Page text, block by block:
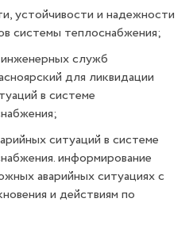
устойчивости и надежности
системы теплоснабжения;
служб
для ликвидации
в системе
ситуаций в системе
информирование
аварийных ситуациях с
и действиям по